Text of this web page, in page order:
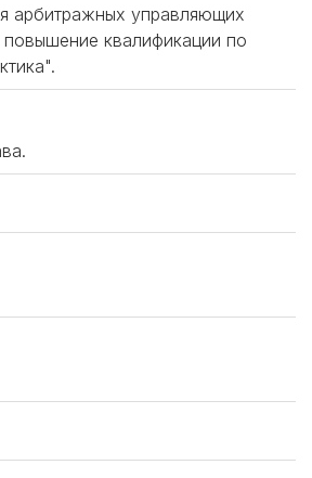
арбитражных управляющих
квалификации по